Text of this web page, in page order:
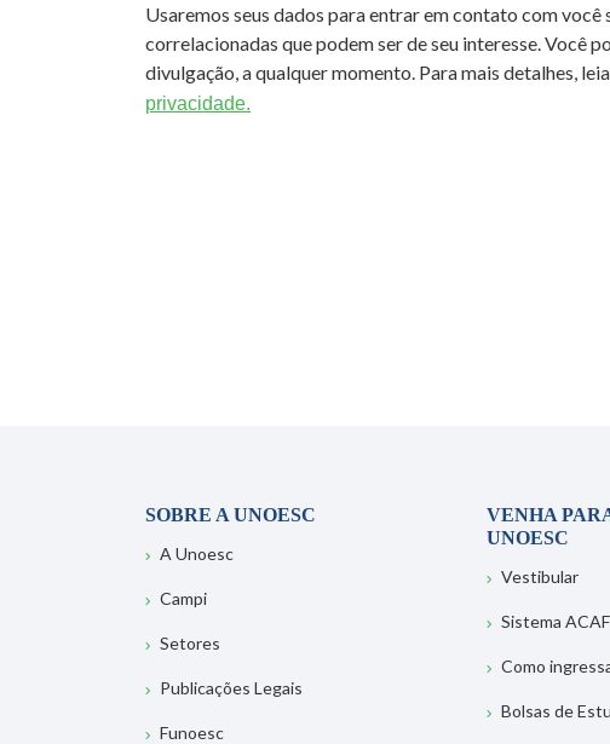
Usaremos seus dados para entrar em contato com
correlacionadas que podem ser de seu interesse. Você
divulgação, a qualquer momento. Para mais detalhes,
privacidade.
SOBRE A UNOESC
A Unoesc
Campi
Setores
Publicações Legais
Funoesc
VENHA
UNOESC
Vestibular
Sistema
Como
Bolsas de